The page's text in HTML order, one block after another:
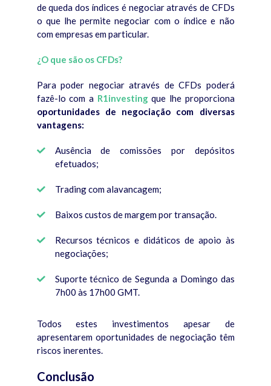
de queda dos índices é negociar através de CFDs
o que lhe permite negociar com o índice e não
com empresas em particular.
¿O que são os CFDs?
Para poder negociar através de CFDs poderá
fazê-lo com a R1investingque lhe proporciona
oportunidades de negociação com diversas
vantagens:
Ausência de comissões por depósitos
efetuados;
Trading com alavancagem;
Baixos custos de margem por transação.
Recursos técnicos e didáticos de apoio às
negociações;
Suporte técnico de Segunda a Domingo das
7h00 às 17h00 GMT.
Todos estes investimentos apesar de
apresentarem oportunidades de negociação têm
riscos inerentes.
Conclusão